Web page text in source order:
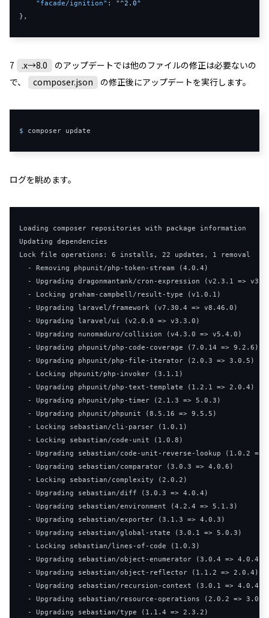
"facade/ignition" :
"^2.0"
} ,
7 .x→8.0
のアップデートでは他のファイルの修正は必要ないの
で、
composer.json の修正後にアップデートを実行します。
$ composer update
ログを眺めます。
Loading
Updating
Lock file operations : 6 installs , 22 updates , 1
removal
-
Removing phpunit/php -token - stream (4.0 . 4 )
-
Upgrading dragonmantank/cron -expression (v2 . 3.1 => v3
-
Locking graham - campbell / result -type (v1 . 0.1 )
-
Upgrading laravel /framework (v7 . 30.4 => v8 . 46.0 )
-
Upgrading laravel /ui (v2 . 0.0 => v3 . 3.0 )
-
Upgrading nunomaduro/collision (v4 . 3.0 => v5 . 4.0 )
-
Upgrading phpunit/php - code - coverage (7.0 . 14 => 9.2 . 6 )
-
Upgrading phpunit/php - file - iterator ( 2.0 . 3 => 3.0 . 5 )
-
Locking phpunit/php - invoker (3.1 . 1 )
-
Upgrading phpunit/php -text -template ( 1.2 . 1 => 2.0 . 4 )
-
Upgrading phpunit/php -timer ( 2.1 . 3 => 5.0 . 3 )
-
Upgrading phpunit/phpunit (8.5 . 16 => 9.5 . 5 )
-
Locking sebastian/cli - parser ( 1.0 . 1 )
-
Locking sebastian/code - unit ( 1.0 . 8 )
-
Upgrading sebastian/code - unit - reverse -lookup ( 1.0 . 2 =>
-
Upgrading sebastian/comparator (3.0 . 3 => 4.0 . 6 )
-
Locking sebastian/complexity ( 2.0 . 2 )
-
Upgrading sebastian/diff (3.0 . 3 => 4.0 . 4 )
-
Upgrading sebastian/environment (4.2 . 4 => 5.1 . 3 )
-
Upgrading sebastian/exporter (3.1 . 3 => 4.0 . 3 )
-
Upgrading sebastian/global - state (3.0 . 1 => 5.0 . 3 )
-
Locking sebastian/lines -of - code ( 1.0 . 3 )
-
Upgrading sebastian/object -enumerator (3.0 . 4 => 4.0 . 4
-
Upgrading sebastian/object - reflector ( 1.1 . 2 => 2.0 . 4 )
-
Upgrading sebastian/ recursion - context (3.0 . 1 => 4.0 . 4
-
Upgrading sebastian/ resource -operations ( 2.0 . 2 => 3.0
-
Upgrading sebastian/type ( 1.1 . 4 => 2.3 . 2 )